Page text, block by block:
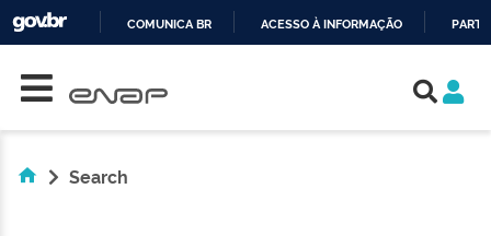
COMUNICA BR ACESSO À INFORMAÇÃO
Search